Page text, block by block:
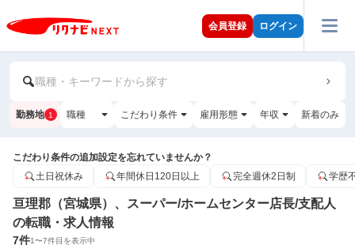
会員登録 ログイン
職種・キーワードから探す
勤務地 1 職種 こだわり条件 雇用形態 年収 新着のみ
こだわり条件の追加設定を忘れていませんか？
土日祝休み
年間休日120日以上 完全週休2日制 学歴
亘理郡（宮城県）、スーパー/ホームセンター店長/支配人
の転職・求人情報
7件1〜7件目を表示中